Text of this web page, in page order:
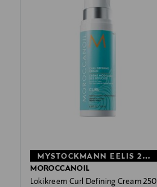
MYSTOCKMANN EELIS 28%
MOROCCANOIL
Lokikreem Curl Defining Cream 250